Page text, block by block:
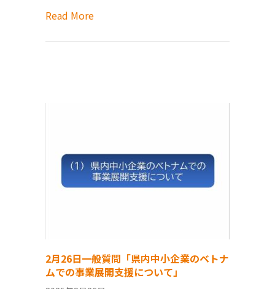
Read More
2月26日一般質問「県内中小企業のベトナ
ムでの事業展開支援について」